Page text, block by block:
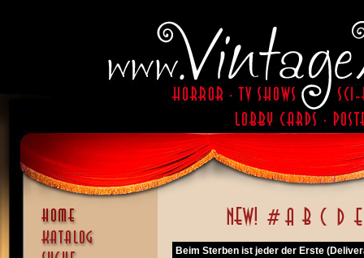
Beim Sterben ist jeder der Erste